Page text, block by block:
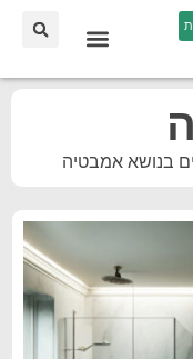
בנושא אמבטיה